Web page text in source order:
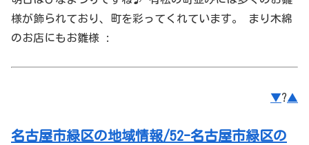
様が飾られており、町を彩ってくれています。 まり木綿
のお店にもお雛様 :
▼?▲
名古屋市緑区の地域情報/52-名古屋市緑区の